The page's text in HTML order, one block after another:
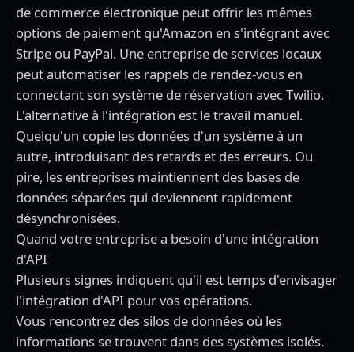
de commerce électronique peut offrir les mêmes
options de paiement qu'Amazon en s'intégrant avec
Stripe ou PayPal. Une entreprise de services locaux
peut automatiser les rappels de rendez-vous en
connectant son système de réservation avec Twilio.
L'alternative à l'intégration est le travail manuel.
Quelqu'un copie les données d'un système à un
autre, introduisant des retards et des erreurs. Ou
pire, les entreprises maintiennent des bases de
données séparées qui deviennent rapidement
désynchronisées.
Quand votre entreprise a besoin d'une intégration
d'API
Plusieurs signes indiquent qu'il est temps d'envisager
l'intégration d'API pour vos opérations.
Vous rencontrez des silos de données où les
informations se trouvent dans des systèmes isolés.